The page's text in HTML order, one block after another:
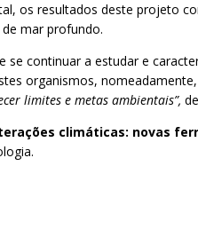
os resultados deste projeto
mar profundo.
continuar a estudar e
organismos,
limites e metas ambientais”,
climáticas: novas